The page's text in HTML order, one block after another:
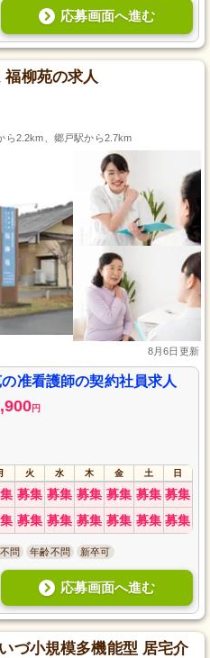
応募画面へ進む
福柳苑の求人
ら2.2km、郷戸駅から2.7km
8月6日更新
准看護師の契約社員求人
円
火 水 木 金 土 日
募集 募集 募集 募集 募集 募集
募集 募集 募集 募集 募集 募集
問 年齢不問 新卒可
応募画面へ進む
づ小規模多機能型 居宅介